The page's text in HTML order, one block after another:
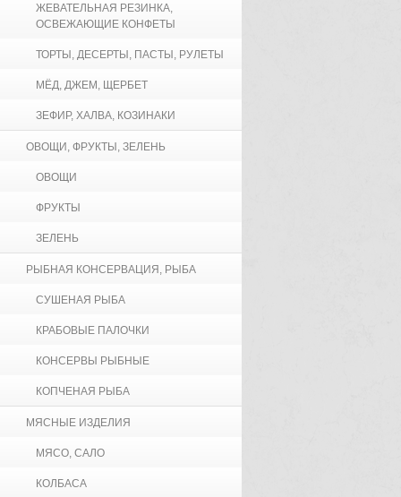
ЖЕВАТЕЛЬНАЯ РЕЗИНКА,
ОСВЕЖАЮЩИЕ КОНФЕТЫ
ТОРТЫ, ДЕСЕРТЫ, ПАСТЫ, РУЛЕТЫ
МЁД, ДЖЕМ, ЩЕРБЕТ
ЗЕФИР, ХАЛВА, КОЗИНАКИ
ОВОЩИ, ФРУКТЫ, ЗЕЛЕНЬ
ОВОЩИ
ФРУКТЫ
ЗЕЛЕНЬ
РЫБНАЯ КОНСЕРВАЦИЯ, РЫБА
СУШЕНАЯ РЫБА
КРАБОВЫЕ ПАЛОЧКИ
КОНСЕРВЫ РЫБНЫЕ
КОПЧЕНАЯ РЫБА
МЯСНЫЕ ИЗДЕЛИЯ
МЯСО, САЛО
КОЛБАСА